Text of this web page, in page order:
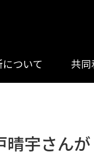
ついて 共
宇さん